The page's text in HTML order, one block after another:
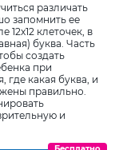
различать
запомнить ее
12х12 клеточек, в
буква. Часть
создать
при
где какая буква, и
правильно.
и